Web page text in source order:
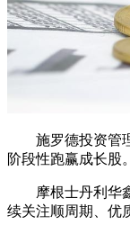
施罗德投资管理(
阶段性跑赢成长股。
摩根士丹利华鑫
续关注顺周期、优